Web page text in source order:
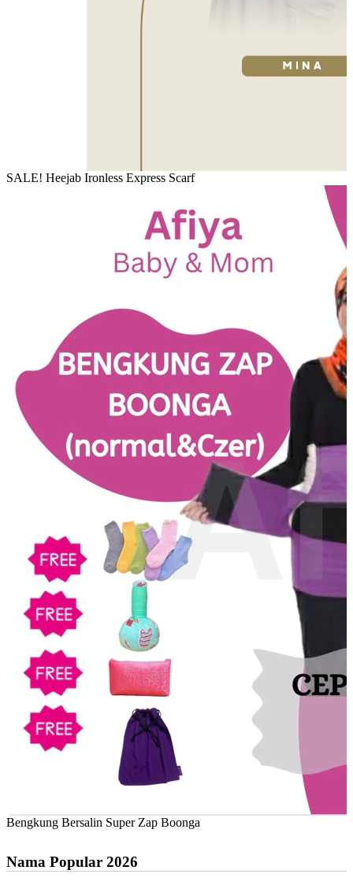
SALE! Heejab Ironless Express Scarf
Bengkung Bersalin Super Zap Boonga
Nama Popular 2026